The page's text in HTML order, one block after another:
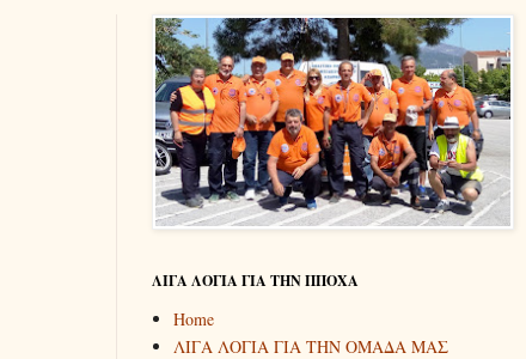
ΛΙΓΑ ΛΟΓΙΑ ΓΙΑ ΤΗΝ ΠΠΟΧΑ
Home
ΛΙΓΑ ΛΟΓΙΑ ΓΙΑ ΤΗΝ ΟΜΑΔΑ ΜΑΣ